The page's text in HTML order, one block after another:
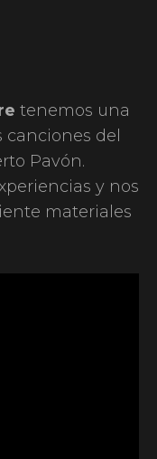
tenemos una
canciones del
Pavón.
y nos
materiales